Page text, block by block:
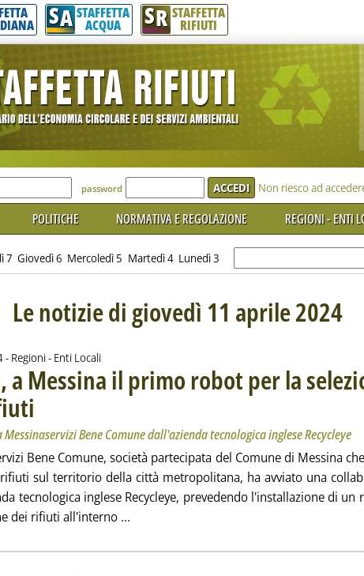
SA STAFFETTA
ACQUA SR STAFFETTA
RIFIUTI
Login per accedere'
password Non riesco ad
POLITICHE NORMATIVA E REGOLAZIONE REGIONI - ENTI
7 Giovedì 6 Mercoledì 5 Martedì 4 Lunedì 3
Le notizie di giovedì 11 aprile 2024
- Regioni - Enti Locali
a Messina il primo robot per la
. Sottotitolo: Fornito alla Messinaservizi Bene Comune dall'azienda tecnologica inglese
. Pubblicata giovedì 11 aprile 2024 alle 12.29.
Bene Comune dall'azienda tecnologica inglese Recycleye
Bene Comune, società partecipata del Comune di Messina
sul territorio della città metropolitana, ha avviato una
tecnologica inglese Recycleye, prevedendo l'installazione di un
dei rifiuti all'interno ...